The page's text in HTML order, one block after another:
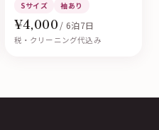
Sサイズ
袖あり
¥4,000 / 6泊7日
税・クリーニング代込み